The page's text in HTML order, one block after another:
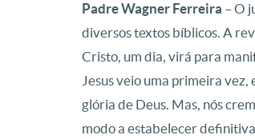
Padre Wagner Ferreira – O
diversos textos bíblicos. A
Cristo, um dia, virá para
Jesus veio uma primeira
glória de Deus. Mas, nós
modo a estabelecer